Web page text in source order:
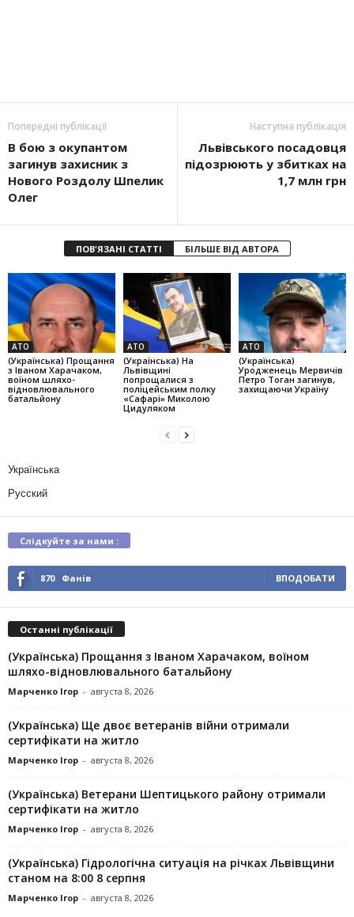
Попередні публікації
В бою з окупантом
загинув захисник з
Нового Роздолу Шпелик
Олег
Наступна публікація
Львівського посадовця
підозрюють у збитках на
1,7 млн грн
ПОВ'ЯЗАНІ СТАТТІ БІЛЬШЕ ВІД АВТОРА
АТО
(Українська) Прощання
з Іваном Харачаком,
воїном шляхо-
відновлювального
батальйону
АТО
(Українська) На
Львівщині
попрощалися з
поліцейським полку
«Сафарі» Миколою
Цидуляком
АТО
(Українська)
Уродженець Мервичів
Петро Тоган загинув,
захищаючи Україну
Українська
Русский
Слідкуйте за нами :
870 Фанів ВПОДОБАТИ
Останні публікації
(Українська) Прощання з Іваном Харачаком, воїном
шляхо-відновлювального батальйону
Марченко Ігор - августа 8, 2026
(Українська) Ще двоє ветеранів війни отримали
сертифікати на житло
Марченко Ігор - августа 8, 2026
(Українська) Ветерани Шептицького району отримали
сертифікати на житло
Марченко Ігор - августа 8, 2026
(Українська) Гідрологічна ситуація на річках Львівщини
станом на 8:00 8 серпня
Марченко Ігор - августа 8, 2026